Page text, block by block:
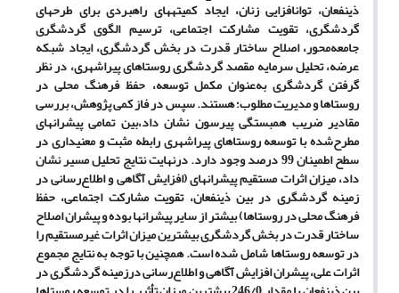
ذینفعان، توان­افزایی زنان، ایجاد کمیته­های راهبردی برای طرح­های
گردشگری، تقویت مشارکت اجتماعی، ترسیم الگوی گردشگری
جامعه‌محور، اصلاح ساختار قدرت در بخش گردشگری، ایجاد شبکه
عرضه، تحلیل سرمایه مقصد گردشگری روستاهای پیراشهری، در نظر
گرفتن گردشگری به‌عنوان مکمل توسعه، حفظ فرهنگ محلی در
روستاها و مدیریت مطلوب؛ هستند. سپس در فاز کمی پژوهش، بررسی
مقادیر ضریب همبستگی پیرسون نشان داد،بین تمامی پیشران­های
مطرح‌شده با توسعه روستاهای پیراشهری رابطه مثبت و معنی­داری در
سطح اطمینان 99 درصد وجود دارد. درنهایت نتایج تحلیل مسیر نشان
داد، میزان اثرات مستقیم پیشران­های (افزایش آگاهی و اطلاع‌رسانی در
زمینه گردشگری در بین ذینفعان، تقویت مشارکت اجتماعی، حفظ
فرهنگ محلی در روستاها) بیشتر از سایر پیشران­ها بوده و پیشران اصلاح
ساختار قدرت در بخش گردشگری بیشترین میزان اثرات غیرمستقیم را
در توسعه روستاها شامل شده است. همچنین با توجه به نتایج مجموع
اثرات علی، پیشران افزایش آگاهی و اطلاع‌رسانی درزمینه گردشگری در